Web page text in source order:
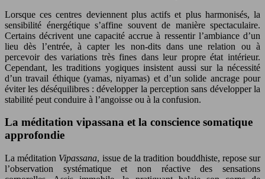
Lorsque ces centres deviennent plus actifs et plus harmonisés, la
sensibilité énergétique s’affine souvent de manière spectaculaire.
Certains décrivent une capacité accrue à ressentir l’ambiance d’un
lieu dès l’entrée, à capter les non-dits dans une relation ou à
percevoir des variations très fines dans leur propre état intérieur.
Cependant, les traditions yogiques insistent aussi sur la nécessité
d’un travail éthique (yamas, niyamas) et d’un solide ancrage pour
éviter les déséquilibres : développer la perception sans développer la
stabilité peut conduire à l’angoisse ou à la confusion.
La méditation vipassana et la conscience somatique
approfondie
La méditation Vipassana, issue de la tradition bouddhiste, repose sur
l’observation systématique et non réactive des sensations